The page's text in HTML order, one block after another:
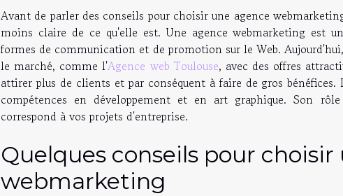
Avant de parler des conseils pour choisir une agence
moins claire de ce qu'elle est. Une agence webmarketing est
formes de communication et de promotion sur le Web.
le marché, comme l'Agence web Toulouse, avec des offres
attirer plus de clients et par conséquent à faire de gros
compétences en développement et en art graphique. Son
correspond à vos projets d'entreprise.
Quelques conseils pour choisir
webmarketing